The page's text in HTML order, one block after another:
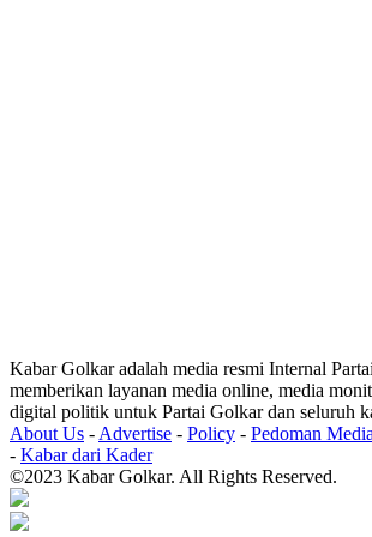
Kabar Golkar adalah media resmi Internal
memberikan layanan media online, media
digital politik untuk Partai Golkar dan seluruh
About Us - Advertise - Policy - Pedoman
- Kabar dari Kader
©2023 Kabar Golkar. All Rights Reserved.